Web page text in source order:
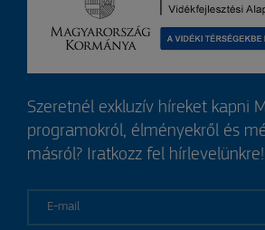
Szeretnél exkluzív híreket kapni
programokról, élményekről és
másról? Iratkozz fel hírlevelünkre!